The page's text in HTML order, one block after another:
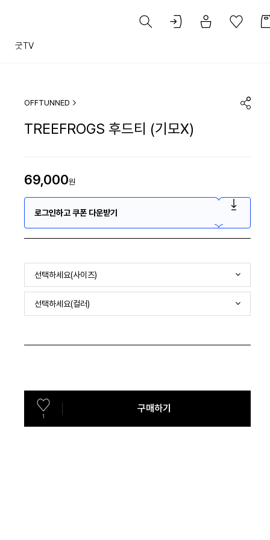
굿TV
OFFTUNNED
TREEFROGS 후드티 (기모X)
69,000원
로그인하고 쿠폰 다운받기
선택하세요(사이즈)
선택하세요(컬러)
1
구매하기